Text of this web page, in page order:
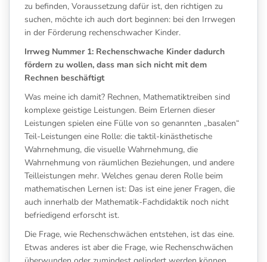
zu befinden, Voraussetzung dafür ist, den richtigen zu
suchen, möchte ich auch dort beginnen: bei den Irrwegen
in der Förderung rechenschwacher Kinder.
Irrweg Nummer 1: Rechenschwache Kinder dadurch
fördern zu wollen, dass man sich nicht mit dem
Rechnen beschäftigt
Was meine ich damit? Rechnen, Mathematiktreiben sind
komplexe geistige Leistungen. Beim Erlernen dieser
Leistungen spielen eine Fülle von so genannten „basalen“
Teil-Leistungen eine Rolle: die taktil-kinästhetische
Wahrnehmung, die visuelle Wahrnehmung, die
Wahrnehmung von räumlichen Beziehungen, und andere
Teilleistungen mehr. Welches genau deren Rolle beim
mathematischen Lernen ist: Das ist eine jener Fragen, die
auch innerhalb der Mathematik-Fachdidaktik noch nicht
befriedigend erforscht ist.
Die Frage, wie Rechenschwächen entstehen, ist das eine.
Etwas anderes ist aber die Frage, wie Rechenschwächen